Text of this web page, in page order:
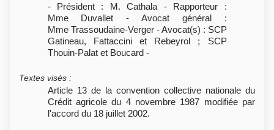
- Président : M. Cathala - Rapporteur :
Mme Duvallet - Avocat général :
Mme Trassoudaine-Verger - Avocat(s) : SCP
Gatineau, Fattaccini et Rebeyrol ; SCP
Thouin-Palat et Boucard -
Textes visés :
Article 13 de la convention collective nationale du
Crédit agricole du 4 novembre 1987 modifiée par
l'accord du 18 juillet 2002.